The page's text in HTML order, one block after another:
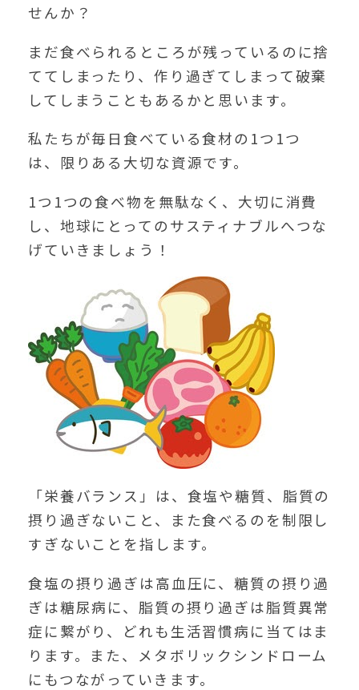
せんか？
まだ食べられるところが残っているのに捨
ててしまったり、作り過ぎてしまって破棄
してしまうこともあるかと思います。
私たちが毎日食べている食材の1つ1つ
は、限りある大切な資源です。
1つ1つの食べ物を無駄なく、大切に消費
し、地球にとってのサスティナブルへつな
げていきましょう！
「栄養バランス」は、食塩や糖質、脂質の
摂り過ぎないこと、また食べるのを制限し
すぎないことを指します。
食塩の摂り過ぎは高血圧に、糖質の摂り過
ぎは糖尿病に、脂質の摂り過ぎは脂質異常
症に繋がり、どれも生活習慣病に当てはま
ります。また、メタボリックシンドローム
にもつながっていきます。